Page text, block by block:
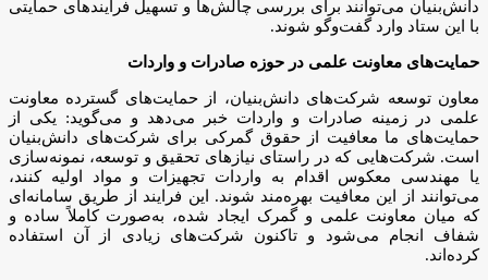
دانش‌بنیان می‌توانند برای بررسی چالش‌ها و تسهیل فرآیند‌های حمایتی
با این ستاد وارد گفت‌و‌گو شوند.
حمایت‌های معاونت علمی در حوزه صادرات و واردات
معاون توسعه شرکت‌های دانش‌بنیان، از حمایت‌های گسترده معاونت
علمی در زمینه صادرات و واردات خبر می‌دهد و می‌گوید: یکی از
حمایت‌های ما معافیت از حقوق گمرکی برای شرکت‌های دانش‌بنیان
است. شرکت‌هایی که در راستای نیاز‌های تحقیق و توسعه، نمونه‌سازی
یا مهندسی معکوس اقدام به واردات تجهیزات و مواد اولیه کنند،
می‌توانند از این معافیت بهره‌مند شوند. این فرایند از طریق سامانه‌ای
که میان معاونت علمی و گمرک ایجاد شده، به‌صورت کاملاً ساده و
شفاف انجام می‌شود و تاکنون شرکت‌های زیادی از آن استفاده
کرده‌اند.